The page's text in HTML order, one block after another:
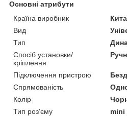
Основні атрибути
Країна виробник
Вид
Тип
Спосіб установки/
кріплення
Підключення пристрою
Спрямованість
Колір
Тип роз'єму
mini